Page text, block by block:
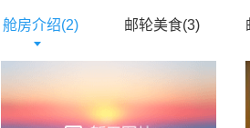
舱房介绍(2) 邮轮美食(3)